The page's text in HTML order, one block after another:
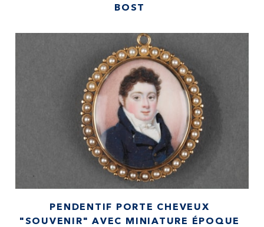
BOST
PENDENTIF PORTE CHEVEUX
"SOUVENIR" AVEC MINIATURE ÉPOQUE